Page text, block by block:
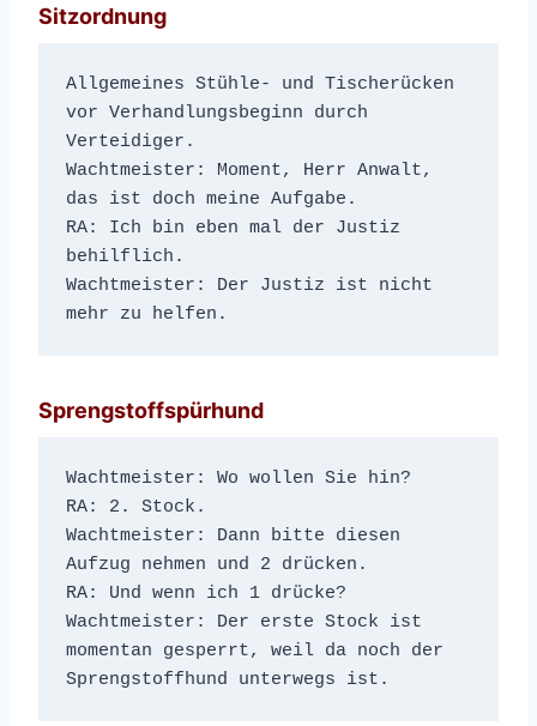
Sitzordnung
Allgemeines Stühle- und Tischerücken
vor Verhandlungsbeginn durch
Verteidiger.
Wachtmeister: Moment, Herr Anwalt,
das ist doch meine Aufgabe.
RA: Ich bin eben mal der Justiz
behilflich.
Wachtmeister: Der Justiz ist nicht
mehr zu helfen.
Sprengstoffspürhund
Wachtmeister: Wo wollen Sie hin?
RA: 2. Stock.
Wachtmeister: Dann bitte diesen
Aufzug nehmen und 2 drücken.
RA: Und wenn ich 1 drücke?
Wachtmeister: Der erste Stock ist
momentan gesperrt, weil da noch der
Sprengstoffhund unterwegs ist.